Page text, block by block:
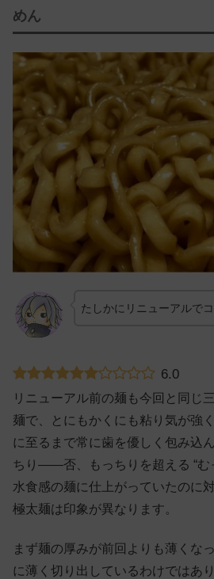
めん
たしかにリニューアルで
6.0
リニューアル前の麺も今回と同じ
麺で、とにもかくにも粘り気が強
に至るまで常に歯を優しく包み込
ちり——否、もっちりを超える “む
水食感の麺に仕上がっていたのに
極太麺は印象が異なります。
まず麺の厚みが前回よりも薄くな
に薄く切り出しているわけではあ